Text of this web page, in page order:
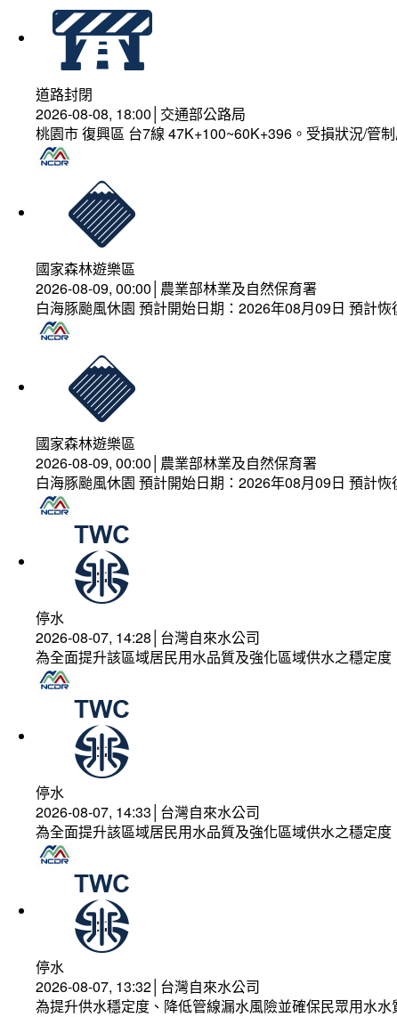
道路封閉
2026-08-08, 18:00│交通部公路局
桃園市 復興區 台7線 47K+100~60K+396。受損狀況/管
國家森林遊樂區
2026-08-09, 00:00│農業部林業及自然保育署
白海豚颱風休園 預計開始日期：2026年08月09日 預計
國家森林遊樂區
2026-08-09, 00:00│農業部林業及自然保育署
白海豚颱風休園 預計開始日期：2026年08月09日 預計
停水
2026-08-07, 14:28│台灣自來水公司
為全面提升該區域居民用水品質及強化區域供水之穩定
停水
2026-08-07, 14:33│台灣自來水公司
為全面提升該區域居民用水品質及強化區域供水之穩定
停水
2026-08-07, 13:32│台灣自來水公司
為提升供水穩定度、降低管線漏水風險並確保民眾用水